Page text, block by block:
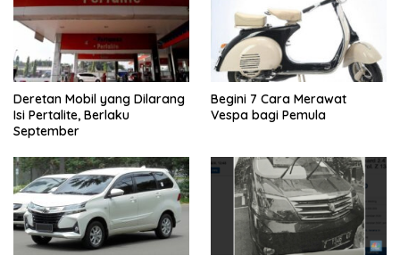
Deretan Mobil yang Dilarang
Isi Pertalite, Berlaku
September
Begini 7 Cara Merawat
Vespa bagi Pemula